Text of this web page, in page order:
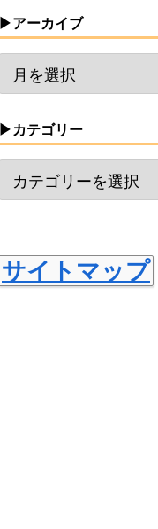
▶アーカイブ
▶カテゴリー
サイトマップ